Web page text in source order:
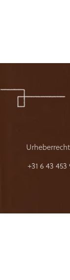
+31 6 43